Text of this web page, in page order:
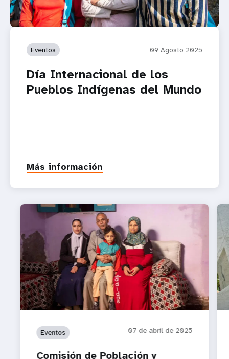
Eventos 09 Agosto 2025
Día Internacional de los
Pueblos Indígenas del Mundo
Más información
Eventos 07 de abril de 2025
Comisión de Población y